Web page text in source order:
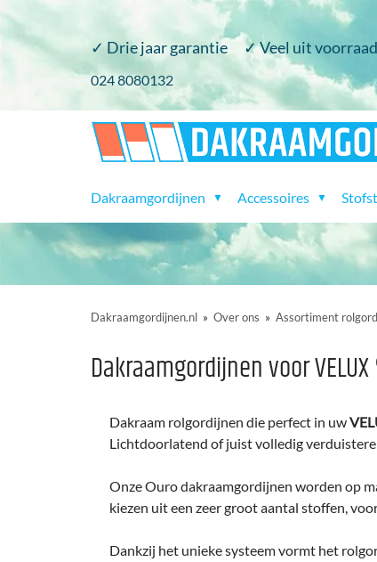
✓ Drie jaar garantie ✓ Veel uit
​024 8080132
Dakraamgordijnen ▼ Accessoires ▼
Dakraamgordijnen.nl » Over ons » Assortiment
Dakraamgordijnen voor VELUX
Dakraam rolgordijnen die perfect in uw
Lichtdoorlatend of juist volledig
Onze Ouro dakraamgordijnen worden op
kiezen uit een zeer groot aantal stoffen,
Dankzij het unieke systeem vormt het